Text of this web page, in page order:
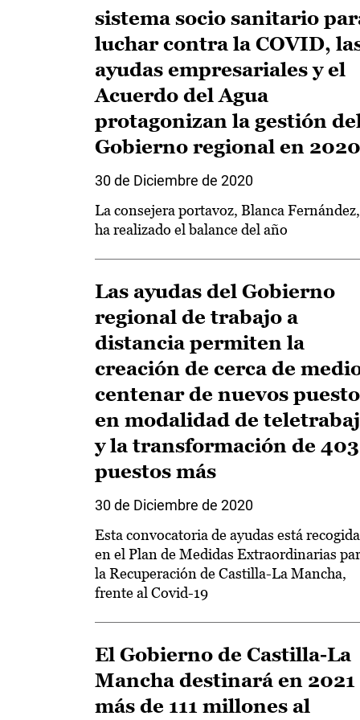
sistema socio sanitario
luchar contra la COVID,
ayudas empresariales y el
Acuerdo del Agua
protagonizan la gestión
Gobierno regional en 2020
30 de Diciembre de 2020
La consejera portavoz, Blanca Fernández,
ha realizado el balance del año
Las ayudas del Gobierno
regional de trabajo a
distancia permiten la
creación de cerca de
centenar de nuevos
en modalidad de
y la transformación de 403
puestos más
30 de Diciembre de 2020
Esta convocatoria de ayudas está recogida
en el Plan de Medidas Extraordinarias
la Recuperación de Castilla-La Mancha,
frente al Covid-19
El Gobierno de Castilla-La
Mancha destinará en 2021
más de 111 millones al